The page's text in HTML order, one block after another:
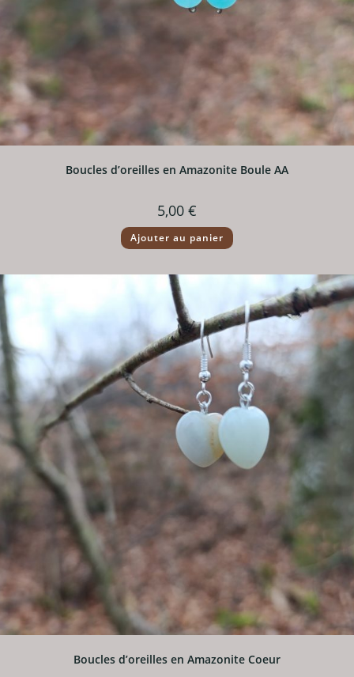
Boucles d’oreilles en Amazonite Boule AA
5,00 €
Ajouter au panier
Boucles d’oreilles en Amazonite Coeur